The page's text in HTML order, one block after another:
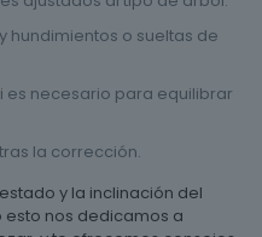
hundimientos o sueltas de
es necesario para equilibrar
la corrección.
y la inclinación del
esto nos dedicamos a